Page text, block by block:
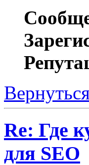
Re: Где
для SEO